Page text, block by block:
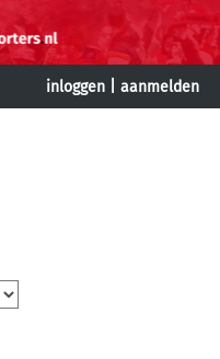
inloggen aanmelden